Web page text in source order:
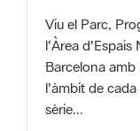
l'àmbit de
sèrie...
X